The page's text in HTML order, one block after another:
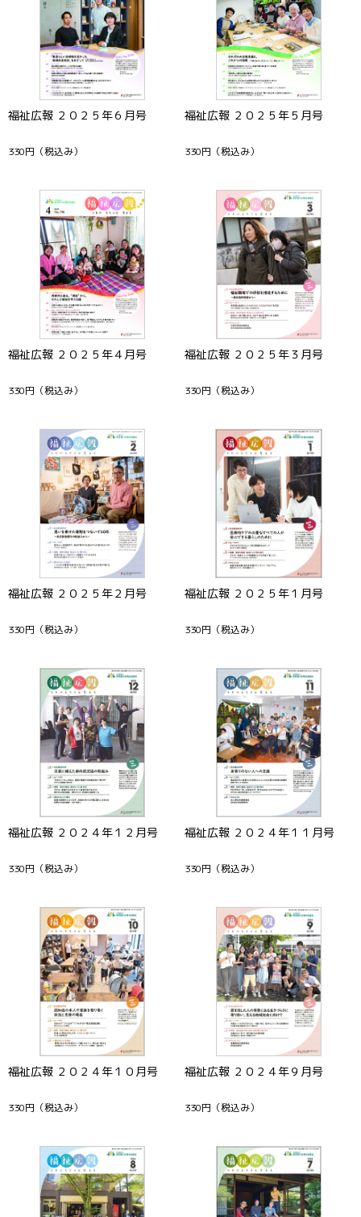
福祉広報 ２０２５年６月号
330円 （税込み）
福祉広報 ２０２５年５月号
330円 （税込み）
福祉広報 ２０２５年４月号
330円 （税込み）
福祉広報 ２０２５年３月号
330円 （税込み）
福祉広報 ２０２５年２月号
330円 （税込み）
福祉広報 ２０２５年１月号
330円 （税込み）
福祉広報 ２０２４年１２月号
330円 （税込み）
福祉広報 ２０２４年１１月号
330円 （税込み）
福祉広報 ２０２４年１０月号
330円 （税込み）
福祉広報 ２０２４年９月号
330円 （税込み）